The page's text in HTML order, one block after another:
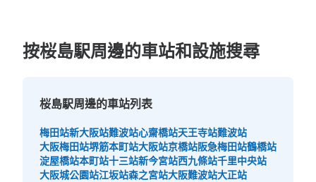
按桜島駅周邊的車站和設施搜尋
桜島駅周邊的車站列表
梅田站新大阪站難波站心齋橋站天王寺站難波站
大阪梅田站堺筋本町站大阪站京橋站阪急梅田站鶴橋站
淀屋橋站本町站十三站新今宮站西九條站千里中央站
大阪城公園站江坂站森之宮站大阪難波站大正站